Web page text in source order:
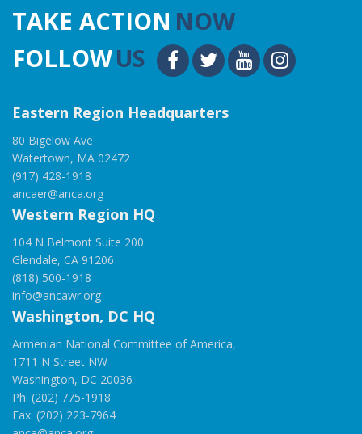
TAKE ACTION NOW
FOLLOWUS
Eastern Region Headquarters
80 Bigelow Ave
Watertown, MA 02472
(917) 428-1918
ancaer@anca.org
Western Region HQ
104 N Belmont Suite 200
Glendale, CA 91206
(818) 500-1918
info@ancawr.org
Washington, DC HQ
Armenian National Committee of America,
1711 N Street NW
Washington, DC 20036
Ph: (202) 775-1918
Fax: (202) 223-7964